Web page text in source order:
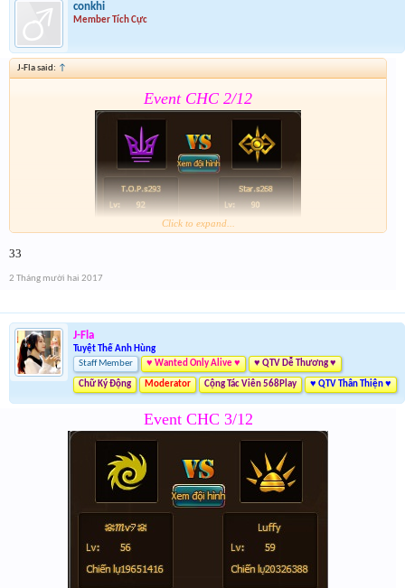
conkhi
Member Tích Cực
J-Fla said: ↑
Event CHC 2/12
Lưu ý có cả event 2 trong form nhé
Click to expand...
33
2 Tháng mười hai 2017
J-Fla
Tuyệt Thế Anh Hùng
Staff Member
♥ Wanted Only Alive ♥ ♥ QTV Dễ Thương ♥
Chữ Ký Động Moderator Cộng Tác Viên 568Play ♥ QTV Thân Thiện ♥
Event CHC 3/12